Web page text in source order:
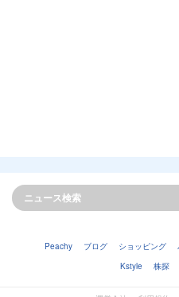
Peachy ブログ ショッピング
Kstyle
株探